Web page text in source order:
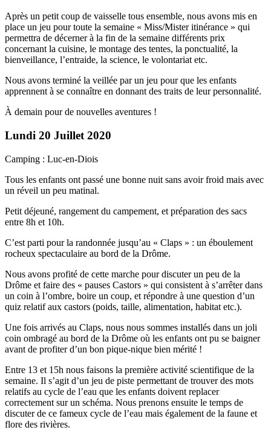
Après un petit coup de vaisselle tous ensemble, nous avons mis en
place un jeu pour toute la semaine « Miss/Mister itinérance » qui
permettra de décerner à la fin de la semaine différents prix
concernant la cuisine, le montage des tentes, la ponctualité, la
bienveillance, l’entraide, la science, le volontariat etc.
Nous avons terminé la veillée par un jeu pour que les enfants
apprennent à se connaître en donnant des traits de leur personnalité.
À demain pour de nouvelles aventures !
Lundi 20 Juillet 2020
Camping : Luc-en-Diois
Tous les enfants ont passé une bonne nuit sans avoir froid mais avec
un réveil un peu matinal.
Petit déjeuné, rangement du campement, et préparation des sacs
entre 8h et 10h.
C’est parti pour la randonnée jusqu’au « Claps » : un éboulement
rocheux spectaculaire au bord de la Drôme.
Nous avons profité de cette marche pour discuter un peu de la
Drôme et faire des « pauses Castors » qui consistent à s’arrêter dans
un coin à l’ombre, boire un coup, et répondre à une question d’un
quiz relatif aux castors (poids, taille, alimentation, habitat etc.).
Une fois arrivés au Claps, nous nous sommes installés dans un joli
coin ombragé au bord de la Drôme où les enfants ont pu se baigner
avant de profiter d’un bon pique-nique bien mérité !
Entre 13 et 15h nous faisons la première activité scientifique de la
semaine. Il s’agit d’un jeu de piste permettant de trouver des mots
relatifs au cycle de l’eau que les enfants doivent replacer
correctement sur un schéma. Nous prenons ensuite le temps de
discuter de ce fameux cycle de l’eau mais également de la faune et
flore des rivières.